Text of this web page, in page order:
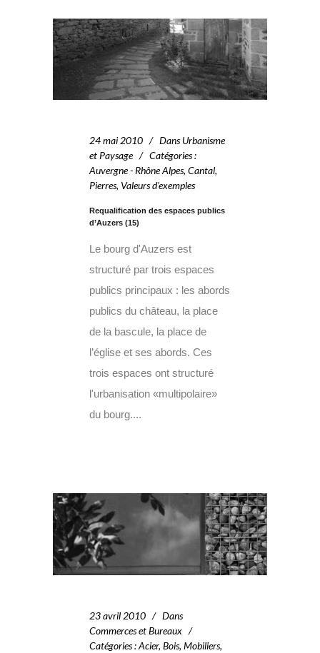
24 mai 2010 Dans Urbanisme
et Paysage
Catégories:
Auvergne - Rhône Alpes, Cantal,
Pierres, Valeurs d'exemples
Requalification des espaces publics
d’Auzers (15)
Le bourg d'Auzers est
structuré par trois espaces
publics principaux : les abords
publics du château, la place
de la bascule, la place de
l’église et ses abords. Ces
trois espaces ont structuré
l'urbanisation «multipolaire»
du bourg....
23 avril 2010
Dans
Commerces et Bureaux
Catégories:Acier, Bois, Mobiliers,